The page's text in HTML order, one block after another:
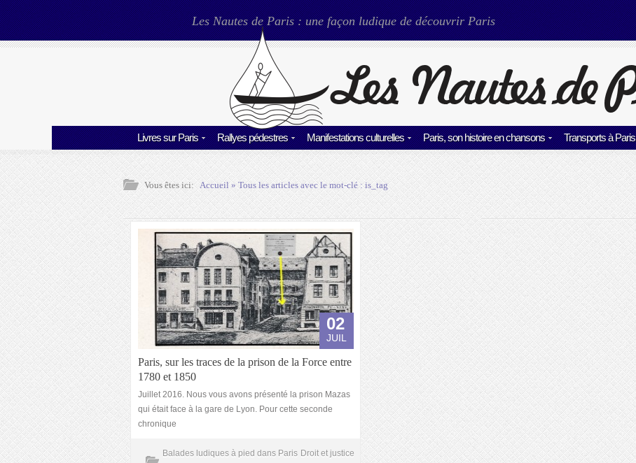
Les Nautes de Paris : une façon ludique de découvrir Paris
Livres sur Paris Rallyes pédestres Manifestations culturelles Paris, son histoire en chansons Transports à Paris
Vous êtes ici: Accueil» Tous les articles avec le mot-clé :is_tag
02
JUIL
Paris, sur les traces de la prison de la Force entre
1780 et 1850
Juillet 2016. Nous vous avons présenté la prison Mazas
qui était face à la gare de Lyon. Pour cette seconde
chronique
Balades ludiques à pied dans Paris Droit et justice